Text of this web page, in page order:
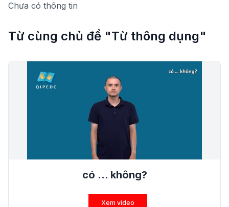
Chưa có thông tin
Từ cùng chủ đề "Từ thông dụng"
có … không?
Xem video